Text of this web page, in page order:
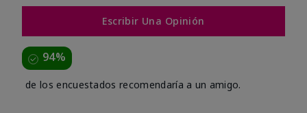
Escribir Una Opinión
94%
de los encuestados recomendaría a un amigo.